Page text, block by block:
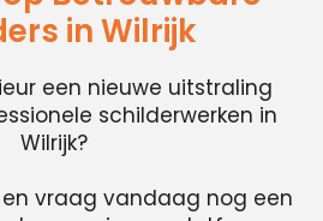
in Wilrijk
een nieuwe uitstraling
schilderwerken in
Wilrijk?
vraag vandaag nog een